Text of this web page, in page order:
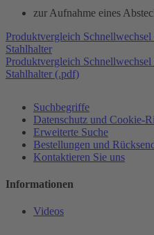
zur Aufnahme eines
Produktvergleich
Stahlhalter
Produktvergleich
Stahlhalter (.pdf)
Suchbegriffe
Datenschutz und Cookie-
Erweiterte Suche
Bestellungen und
Kontaktieren Sie uns
Informationen
Videos